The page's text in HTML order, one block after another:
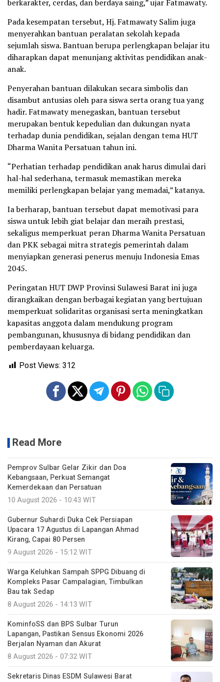
berkarakter, cerdas, dan berdaya saing,” ujar Fatmawaty.
Pada kesempatan tersebut, Hj. Fatmawaty Salim juga
menyerahkan bantuan peralatan sekolah kepada
sejumlah siswa. Bantuan berupa perlengkapan belajar itu
diharapkan dapat menunjang aktivitas pendidikan anak-
anak.
Penyerahan bantuan dilakukan secara simbolis dan
disambut antusias oleh para siswa serta orang tua yang
hadir. Fatmawaty menegaskan, bantuan tersebut
merupakan bentuk kepedulian dan dukungan nyata
terhadap dunia pendidikan, sejalan dengan tema HUT
Dharma Wanita Persatuan tahun ini.
“Perhatian terhadap pendidikan anak harus dimulai dari
hal-hal sederhana, termasuk memastikan mereka
memiliki perlengkapan belajar yang memadai,” katanya.
Ia berharap, bantuan tersebut dapat memotivasi para
siswa untuk lebih giat belajar dan meraih prestasi,
sekaligus memperkuat peran Dharma Wanita Persatuan
dan PKK sebagai mitra strategis pemerintah dalam
menyiapkan generasi penerus menuju Indonesia Emas
2045.
Peringatan HUT DWP Provinsi Sulawesi Barat ini juga
dirangkaikan dengan berbagai kegiatan yang bertujuan
memperkuat solidaritas organisasi serta meningkatkan
kapasitas anggota dalam mendukung program
pembangunan, khususnya di bidang pendidikan dan
pemberdayaan keluarga.
Post Views: 312
Read More
Pemprov Sulbar Gelar Zikir dan Doa
Kebangsaan, Perkuat Semangat
Kemerdekaan dan Persatuan
10 August 2026 - 10:43 WIT
Gubernur Suhardi Duka Cek Persiapan
Upacara 17 Agustus di Lapangan Ahmad
Kirang, Capai 80 Persen
9 August 2026 - 15:12 WIT
Warga Keluhkan Sampah SPPG Dibuang di
Kompleks Pasar Campalagian, Timbulkan
Bau tak Sedap
8 August 2026 - 14:13 WIT
KominfoSS dan BPS Sulbar Turun
Lapangan, Pastikan Sensus Ekonomi 2026
Berjalan Nyaman dan Akurat
8 August 2026 - 07:32 WIT
Sekretaris Dinas ESDM Sulawesi Barat